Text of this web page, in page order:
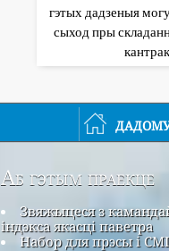
гэтых дадзеныя
сыход пры
Аб гэтым праекце
Звяжыцеся з
індэкса якасці паветра
Набор для прэсы і СМІ